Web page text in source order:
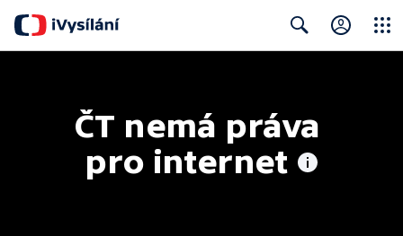
ČT nemá práva
pro internet